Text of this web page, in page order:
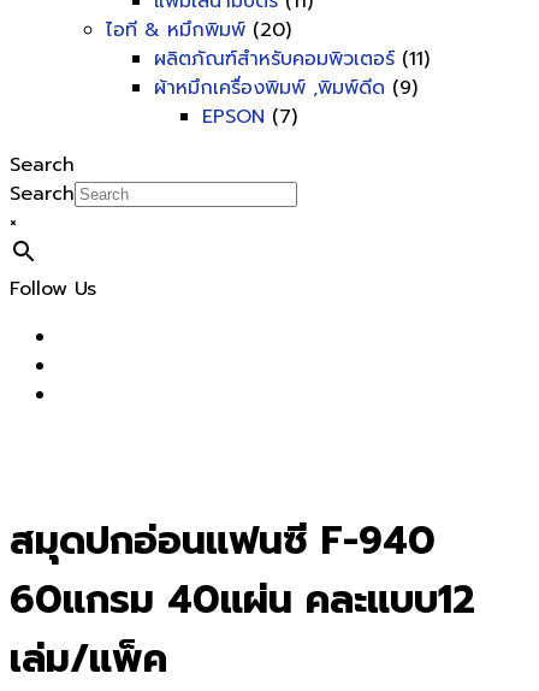
ไอที & หมึกพิมพ์ (20)
ผลิตภัณฑ์สำหรับคอมพิวเตอร์ (11)
ผ้าหมึกเครื่องพิมพ์ ,พิมพ์ดีด (9)
EPSON (7)
Search
Search
×
Follow Us
สมุดปกอ่อนแฟนซี F-940
60แกรม 40แผ่น คละแบบ12
เล่ม/แพ็ค